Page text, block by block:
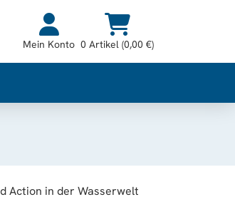
Mein Konto 0 Artikel (0,00 €)
Action in der Wasserwelt